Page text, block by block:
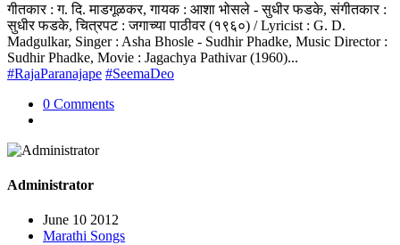
गीतकार : ग. दि. माडगूळकर, गायक : आशा भोसले - सुधीर फडके, संगीतकार :
सुधीर फडके, चित्रपट : जगाच्या पाठीवर (१९६०) / Lyricist : G. D.
Madgulkar, Singer : Asha Bhosle - Sudhir Phadke, Music Director :
Sudhir Phadke, Movie : Jagachya Pathivar (1960)...
#RajaParanajape #SeemaDeo
0 Comments
Administrator
June 10 2012
Marathi Songs